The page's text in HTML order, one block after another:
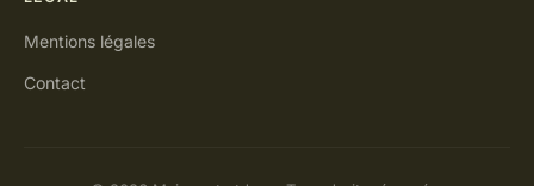
Mentions légales
Contact